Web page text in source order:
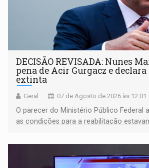
DECISÃO REVISADA: Nunes
pena de Acir Gurgacz e
extinta
Geral 07 de Agosto de 2026 às 12:01
O parecer do Ministério Público Federal
as condições para a reabilitação